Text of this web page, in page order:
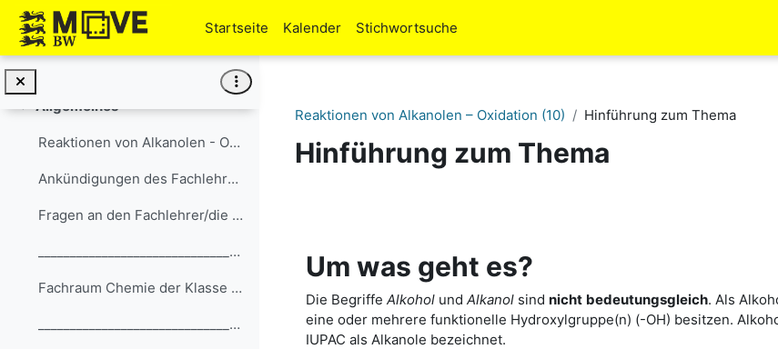
Zum Hauptinhalt
Startseite
Kalender Stichwortsuche
Einklappen
Allgemeines
Reaktionen von Alkanolen - Oxidation
Ankündigungen des Fachlehrers/der Fachlehrerin
Fragen an den Fachlehrer/die Fachlehrerin
__________________________________________________...
Fachraum Chemie der Klasse XYZ
__________________________________________________...
Reaktionen von Alkanolen – Oxidation (10) Hinführung zum Thema
Hinführung zum Thema
Um was geht es?
Die Begriffe Alkohol und Alkanol sind nicht bedeutungsgleich. Als
eine oder mehrere funktionelle Hydroxylgruppe(n) (-OH) besitzen.
IUPAC als Alkanole bezeichnet.